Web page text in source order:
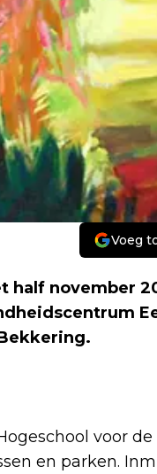
Voeg
half november
voor
en parken.